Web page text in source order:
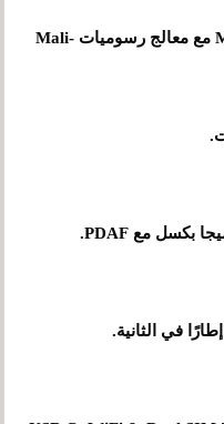
- معالج MediaTek Dimensity 7300X مع معالج رسوميات Mali-